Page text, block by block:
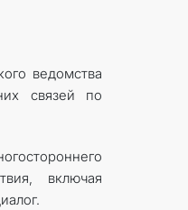
ведомства
связей по
включая